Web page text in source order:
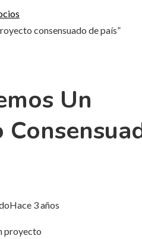
consensuado de país”
Un
Hace 3 años